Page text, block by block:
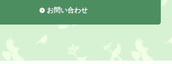
お問い合わせ